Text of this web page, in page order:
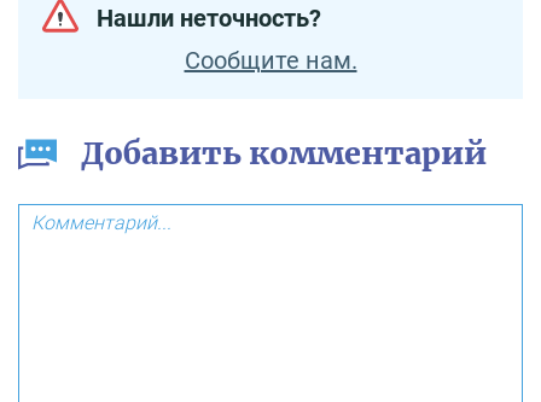
Нашли неточность?
Сообщите нам.
Добавить комментарий